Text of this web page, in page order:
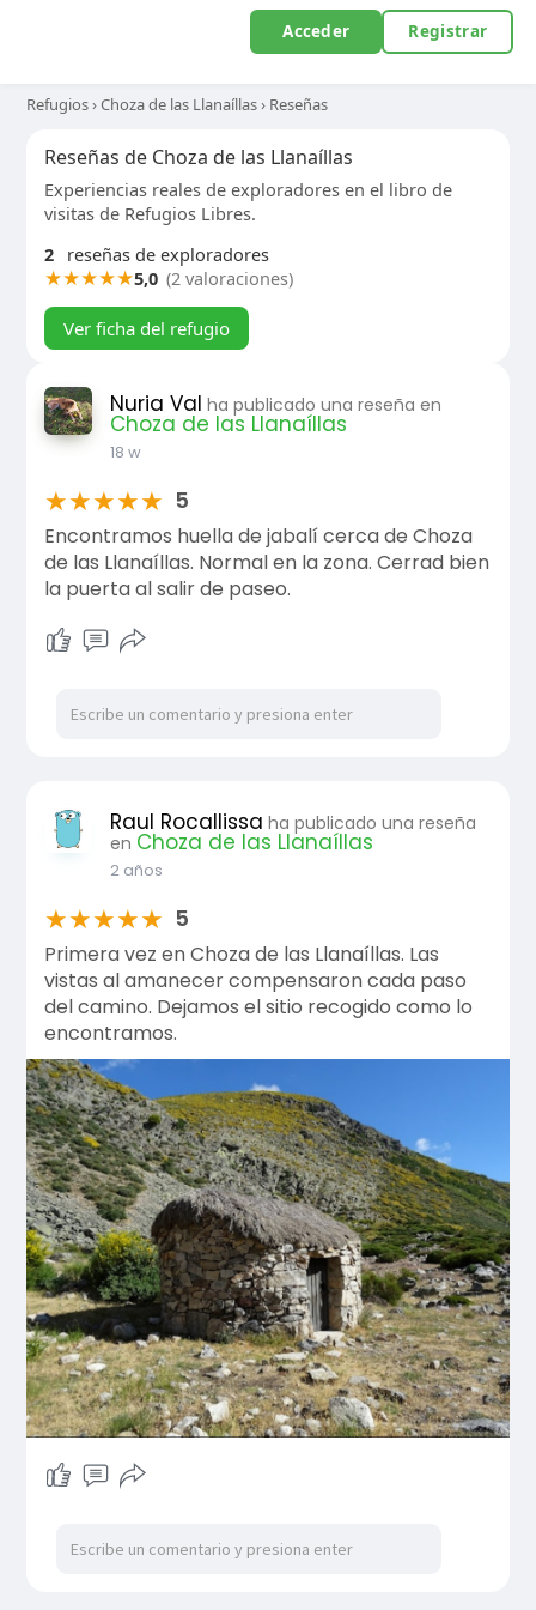
Acceder Registrar
Refugios›Choza de las Llanaíllas› Reseñas
Reseñas de Choza de las Llanaíllas
Experiencias reales de exploradores en el libro de
visitas de Refugios Libres.
2
reseñas de exploradores
★★★★★5,0 (2 valoraciones)
Ver ficha del refugio
Nuria Val ha publicado una reseña en
Choza de las Llanaíllas
18 w
★★★★★ 5
Encontramos huella de jabalí cerca de Choza
de las Llanaíllas. Normal en la zona. Cerrad bien
la puerta al salir de paseo.
Raul Rocallissa ha publicado una reseña
en Choza de las Llanaíllas
2 años
★★★★★ 5
Primera vez en Choza de las Llanaíllas. Las
vistas al amanecer compensaron cada paso
del camino. Dejamos el sitio recogido como lo
encontramos.